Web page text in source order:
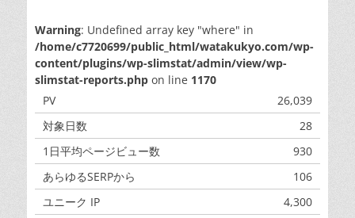
Warning: Undefined array key "where" in
/home/c7720699/public_html/watakukyo.com/wp-
content/plugins/wp-slimstat/admin/view/wp-
slimstat-reports.php on line 1170
PV
26,039
対象日数
28
1日平均ページビュー数
930
あらゆるSERPから
106
ユニーク IP
4,300